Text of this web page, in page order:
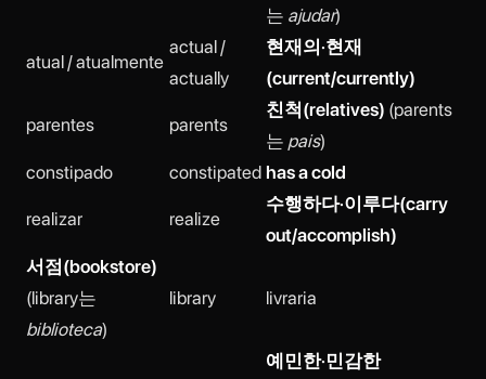
는 ajudar)
atual / atualmente
actual /
actually
현재의·현재
(current/currently)
parentes parents
친척(relatives) (parents
는 pais)
constipado
constipated has a cold
realizar realize
수행하다·이루다(carry
out/accomplish)
서점(bookstore)
(library는
biblioteca)
library livraria
예민한·민감한